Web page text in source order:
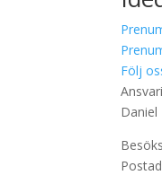
Följ
Daniel